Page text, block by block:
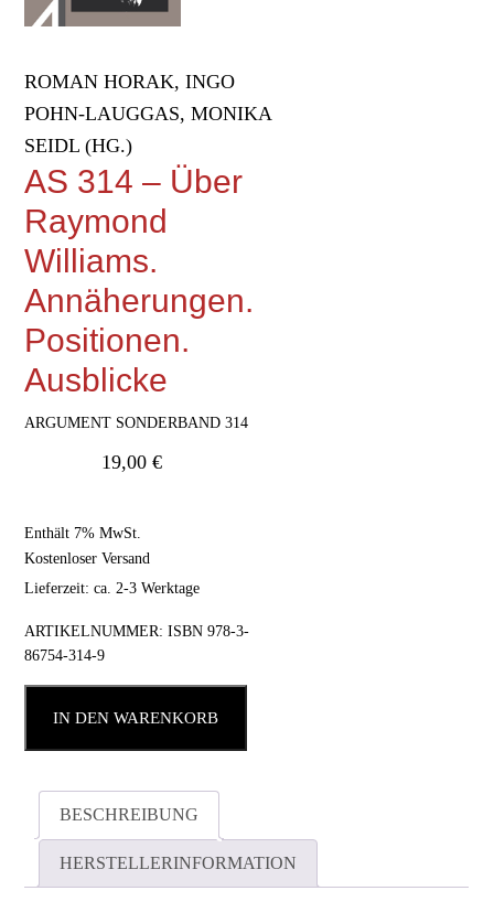
ROMAN HORAK, INGO
POHN-LAUGGAS, MONIKA
SEIDL (HG.)
AS 314 – Über
Raymond
Williams.
Annäherungen.
Positionen.
Ausblicke
ARGUMENT SONDERBAND 314
19,00€
Enthält 7% MwSt.
Kostenloser Versand
Lieferzeit: ca. 2-3 Werktage
ARTIKELNUMMER:ISBN 978-3-
86754-314-9
IN DEN WARENKORB
BESCHREIBUNG
HERSTELLERINFORMATION